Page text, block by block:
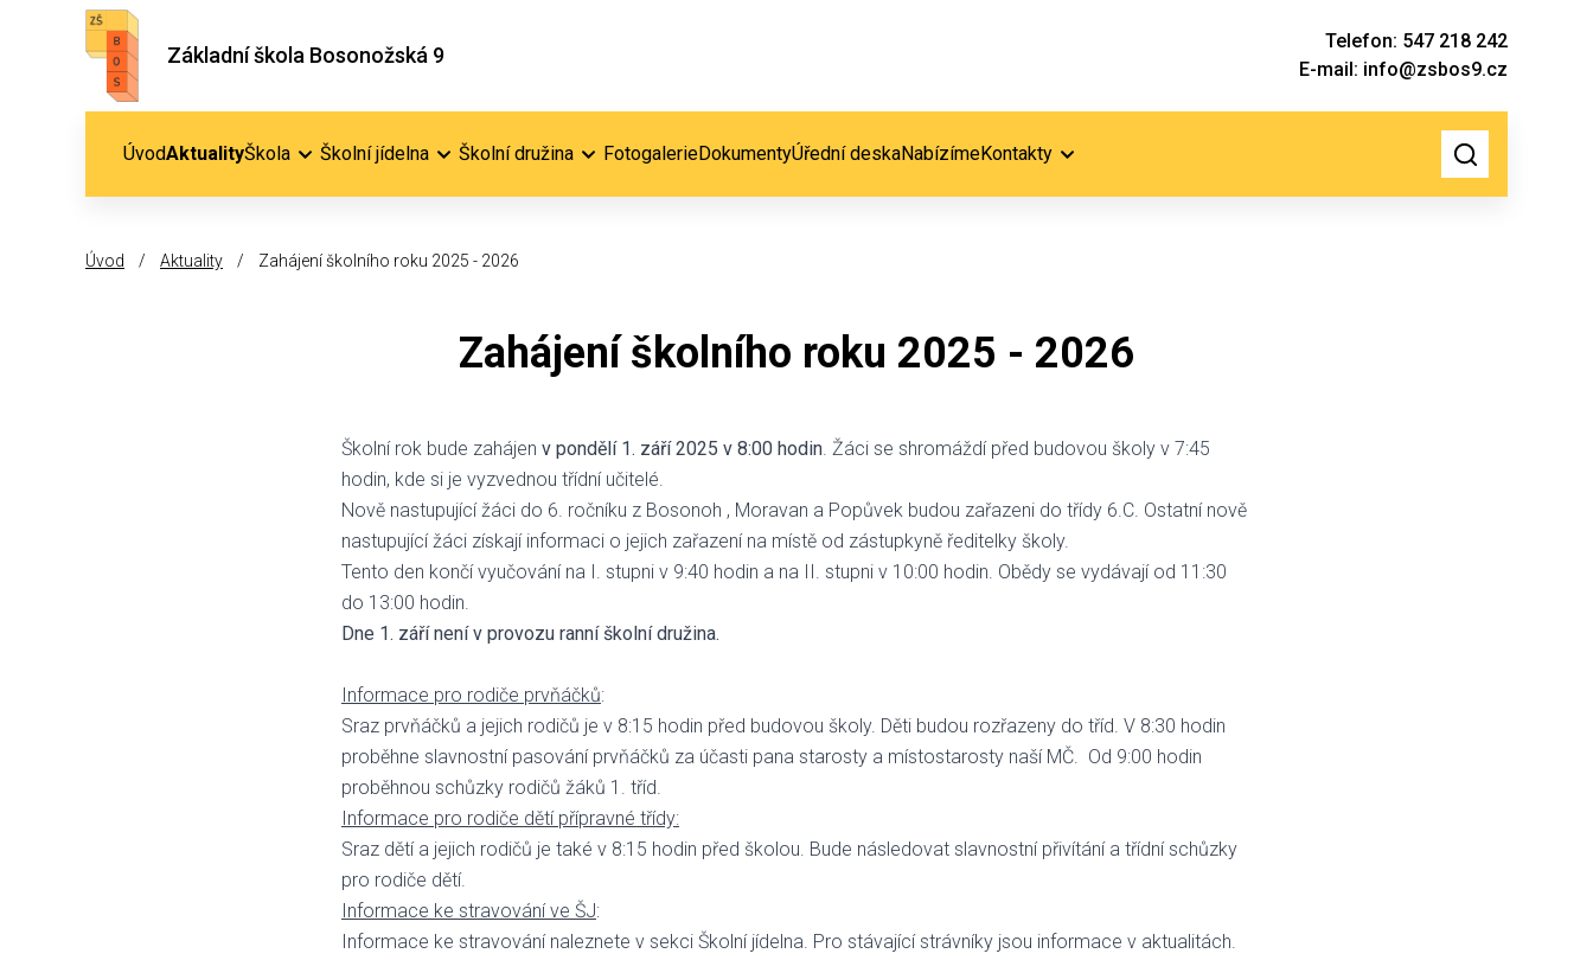
Základní škola Bosonožská 9
Telefon: 547 218 242
E-mail: info@zsbos9.cz
ÚvodAktualityŠkola Školní jídelna Školní družina FotogalerieDokumentyÚřední deskaNabízímeKontakty
Úvod / Aktuality / Zahájení školního roku 2025 - 2026
Zahájení školního roku 2025 - 2026
Školní rok bude zahájen v pondělí 1. září 2025 v 8:00 hodin. Žáci se shromáždí před budovou školy v 7:45
hodin, kde si je vyzvednou třídní učitelé.
Nově nastupující žáci do 6. ročníku z Bosonoh , Moravan a Popůvek budou zařazeni do třídy 6.C. Ostatní nově
nastupující žáci získají informaci o jejich zařazení na místě od zástupkyně ředitelky školy.
Tento den končí vyučování na I. stupni v 9:40 hodin a na II. stupni v 10:00 hodin. Obědy se vydávají od 11:30
do 13:00 hodin.
Dne 1. září není v provozu ranní školní družina.
Informace pro rodiče prvňáčků:
Sraz prvňáčků a jejich rodičů je v 8:15 hodin před budovou školy. Děti budou rozřazeny do tříd. V 8:30 hodin
proběhne slavnostní pasování prvňáčků za účasti pana starosty a místostarosty naší MČ. Od 9:00 hodin
proběhnou schůzky rodičů žáků 1. tříd.
Informace pro rodiče dětí přípravné třídy:
Sraz dětí a jejich rodičů je také v 8:15 hodin před školou. Bude následovat slavnostní přivítání a třídní schůzky
pro rodiče dětí.
Informace ke stravování ve ŠJ:
Informace ke stravování naleznete v sekci Školní jídelna. Pro stávající strávníky jsou informace v aktualitách.